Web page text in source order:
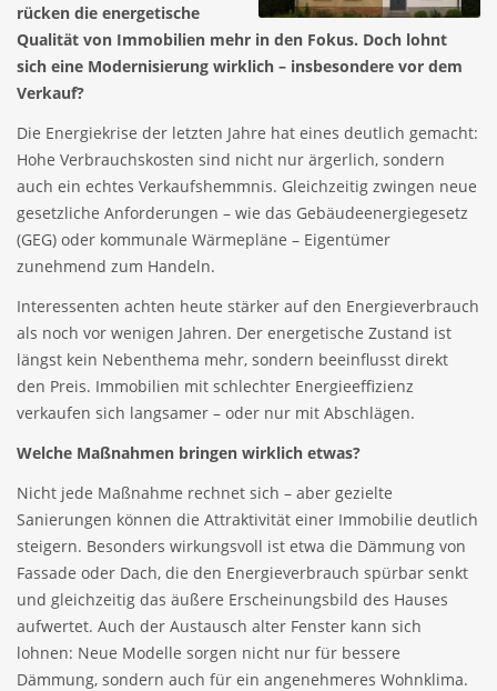
rücken die energetische
Qualität von Immobilien mehr in den Fokus. Doch lohnt
sich eine Modernisierung wirklich – insbesondere vor dem
Verkauf?
Die Energiekrise der letzten Jahre hat eines deutlich gemacht:
Hohe Verbrauchskosten sind nicht nur ärgerlich, sondern
auch ein echtes Verkaufshemmnis. Gleichzeitig zwingen neue
gesetzliche Anforderungen – wie das Gebäudeenergiegesetz
(GEG) oder kommunale Wärmepläne – Eigentümer
zunehmend zum Handeln.
Interessenten achten heute stärker auf den Energieverbrauch
als noch vor wenigen Jahren. Der energetische Zustand ist
längst kein Nebenthema mehr, sondern beeinflusst direkt
den Preis. Immobilien mit schlechter Energieeffizienz
verkaufen sich langsamer – oder nur mit Abschlägen.
Welche Maßnahmen bringen wirklich etwas?
Nicht jede Maßnahme rechnet sich – aber gezielte
Sanierungen können die Attraktivität einer Immobilie deutlich
steigern. Besonders wirkungsvoll ist etwa die Dämmung von
Fassade oder Dach, die den Energieverbrauch spürbar senkt
und gleichzeitig das äußere Erscheinungsbild des Hauses
aufwertet. Auch der Austausch alter Fenster kann sich
lohnen: Neue Modelle sorgen nicht nur für bessere
Dämmung, sondern auch für ein angenehmeres Wohnklima.